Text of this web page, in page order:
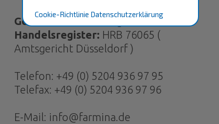
Cookie-Richtlinie Datenschutzerklärung
Geschäftsführer:Angelo Russo
Handelsregister: HRB 76065 (
Amtsgericht Düsseldorf )
Telefon: +49 (0) 5204 936 97 95
Telefax: +49 (0) 5204 936 97 96
E-Mail: info@farmina.de